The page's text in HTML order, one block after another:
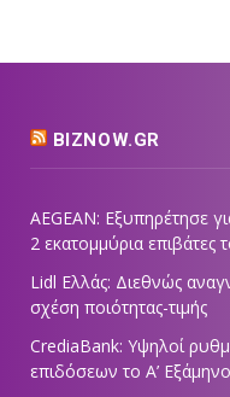
BIZNOW.GR
AEGEAN: Εξυπηρέτησε
2 εκατομμύρια επιβάτες
Lidl Ελλάς: Διεθνώς
σχέση ποιότητας-τιμής
CrediaBank: Υψηλοί
επιδόσεων το Α’